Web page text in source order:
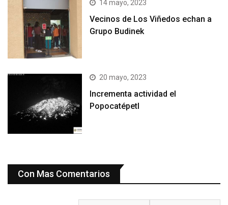
14 mayo, 2023
Vecinos de Los Viñedos echan a
Grupo Budinek
20 mayo, 2023
Incrementa actividad el
Popocatépetl
Con Mas Comentarios